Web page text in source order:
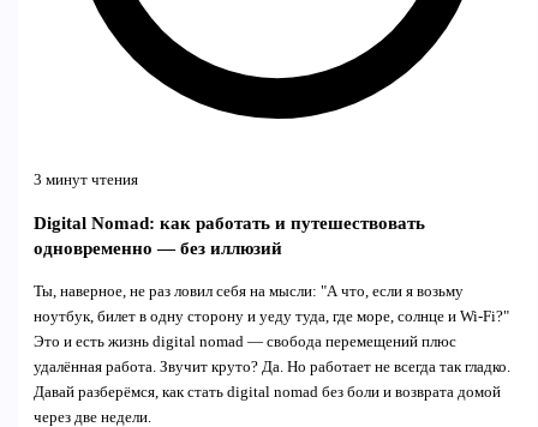
3 минут чтения
Digital Nomad: как работать и путешествовать
одновременно — без иллюзий
Ты, наверное, не раз ловил себя на мысли: "А что, если я возьму
ноутбук, билет в одну сторону и уеду туда, где море, солнце и Wi-Fi?"
Это и есть жизнь digital nomad — свобода перемещений плюс
удалённая работа. Звучит круто? Да. Но работает не всегда так гладко.
Давай разберёмся, как стать digital nomad без боли и возврата домой
через две недели.